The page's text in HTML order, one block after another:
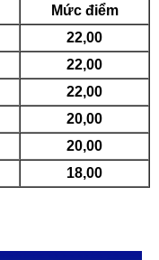
Mức điểm
22,00
22,00
22,00
20,00
20,00
18,00